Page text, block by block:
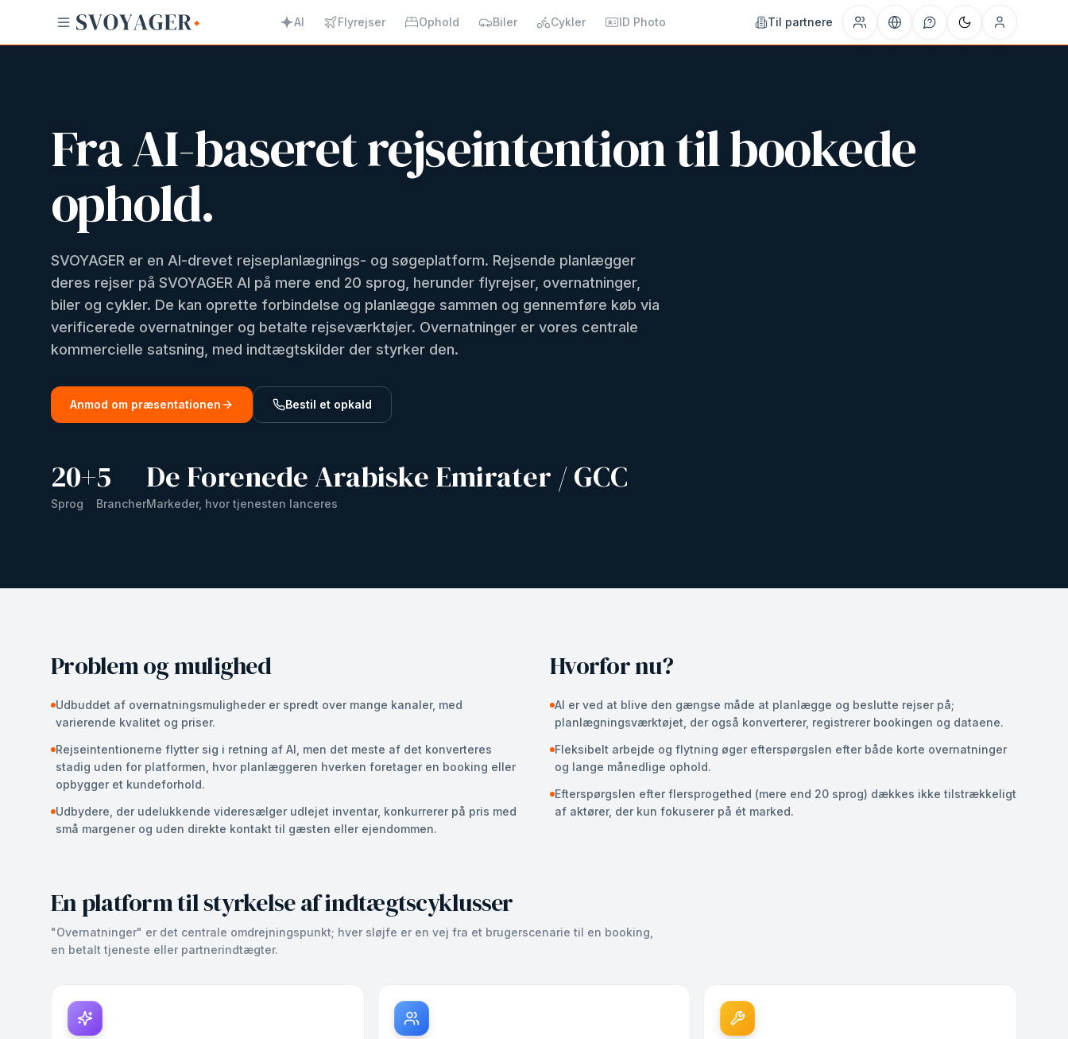
AI Flyrejser Ophold Biler Cykler ID Photo Til partnere
Fra AI-baseret rejseintention til bookede
ophold.
SVOYAGER er en AI-drevet rejseplanlægnings- og søgeplatform. Rejsende planlægger
deres rejser på SVOYAGER AI på mere end 20 sprog, herunder flyrejser, overnatninger,
biler og cykler. De kan oprette forbindelse og planlægge sammen og gennemføre køb via
verificerede overnatninger og betalte rejseværktøjer. Overnatninger er vores centrale
kommercielle satsning, med indtægtskilder der styrker den.
Anmod om præsentationen Bestil et opkald
20+
Sprog
5
Brancher
De Forenede Arabiske Emirater / GCC
Markeder, hvor tjenesten lanceres
Problem og mulighed
Udbuddet af overnatningsmuligheder er spredt over mange kanaler, med
varierende kvalitet og priser.
Rejseintentionerne flytter sig i retning af AI, men det meste af det konverteres
stadig uden for platformen, hvor planlæggeren hverken foretager en booking eller
opbygger et kundeforhold.
Udbydere, der udelukkende videresælger udlejet inventar, konkurrerer på pris med
små margener og uden direkte kontakt til gæsten eller ejendommen.
Hvorfor nu?
AI er ved at blive den gængse måde at planlægge og beslutte rejser på;
planlægningsværktøjet, der også konverterer, registrerer bookingen og dataene.
Fleksibelt arbejde og flytning øger efterspørgslen efter både korte overnatninger
og lange månedlige ophold.
Efterspørgslen efter flersprogethed (mere end 20 sprog) dækkes ikke tilstrækkeligt
af aktører, der kun fokuserer på ét marked.
En platform til styrkelse af indtægtscyklusser
"Overnatninger" er det centrale omdrejningspunkt; hver sløjfe er en vej fra et brugerscenarie til en booking,
en betalt tjeneste eller partnerindtægter.